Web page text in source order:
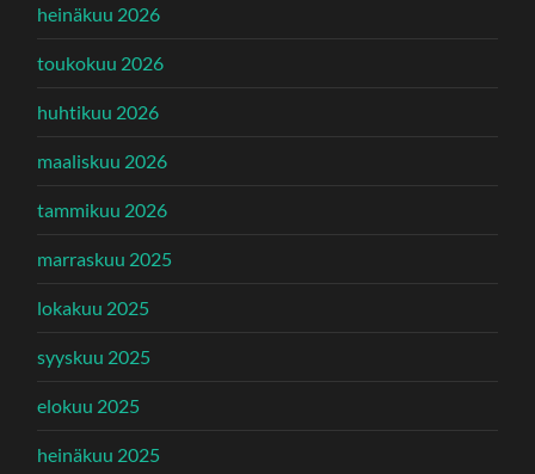
heinäkuu 2026
toukokuu 2026
huhtikuu 2026
maaliskuu 2026
tammikuu 2026
marraskuu 2025
lokakuu 2025
syyskuu 2025
elokuu 2025
heinäkuu 2025